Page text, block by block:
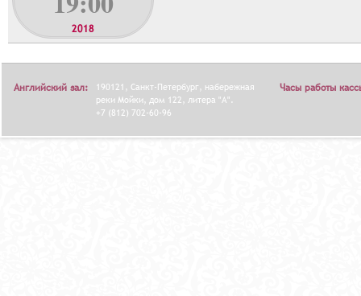
2018
Английский зал:
190121, Санкт-Петербург, набережная
реки Мойки, дом 122, литера "А".
+7 (812) 702-60-96
Часы работы